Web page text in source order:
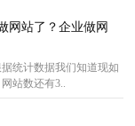
网站了？企业做网
统计数据我们知道现如
站数还有3..